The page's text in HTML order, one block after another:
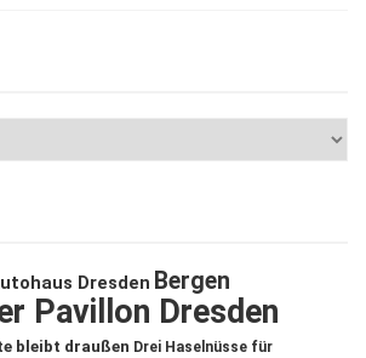
Dresden Bergen
Pavillon Dresden
bleibt draußen Drei Haselnüsse für